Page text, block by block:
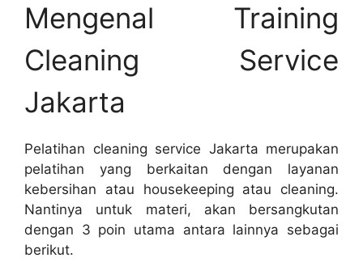
Mengenal Training
Cleaning Service
Jakarta
Pelatihan cleaning service Jakarta merupakan
pelatihan yang berkaitan dengan layanan
kebersihan atau housekeeping atau cleaning.
Nantinya untuk materi, akan bersangkutan
dengan 3 poin utama antara lainnya sebagai
berikut.